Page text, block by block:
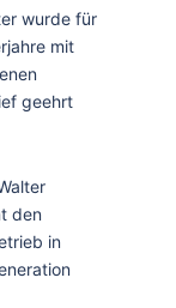
wurde für
mit
geehrt
den
in